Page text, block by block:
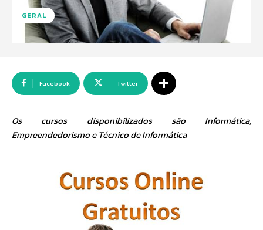
GERAL
Facebook Twitter
Os cursos disponibilizados são Informática,
Empreendedorismo e Técnico de Informática